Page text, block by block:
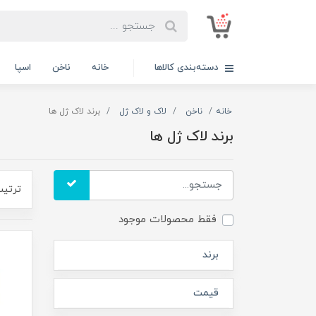
دسته‌بندی کالاها خانه ناخن اسپا
خانه ناخن لاک و لاک ژل برند لاک ژل ها
برند لاک ژل ها
فقط محصولات موجود
برند
قیمت